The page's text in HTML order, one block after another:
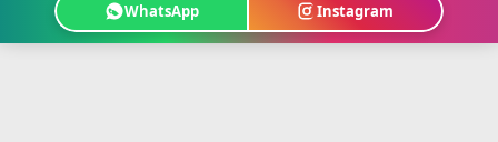
WhatsApp
Instagram